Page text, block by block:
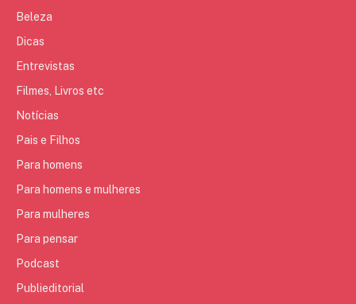
Beleza
Dicas
Entrevistas
Filmes, Livros etc
Notícias
Pais e Filhos
Para homens
Para homens e mulheres
Para mulheres
Para pensar
Podcast
Publieditorial